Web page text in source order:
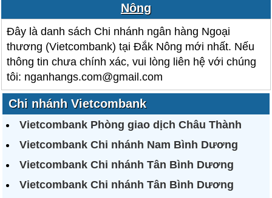
Nông
Đây là danh sách Chi nhánh ngân hàng Ngoại
thương (Vietcombank) tại Đắk Nông mới nhất. Nếu
thông tin chưa chính xác, vui lòng liên hệ với chúng
tôi: nganhangs.com@gmail.com
Chi nhánh Vietcombank
Vietcombank Phòng giao dịch Châu Thành
Vietcombank Chi nhánh Nam Bình Dương
Vietcombank Chi nhánh Tân Bình Dương
Vietcombank Chi nhánh Tân Bình Dương